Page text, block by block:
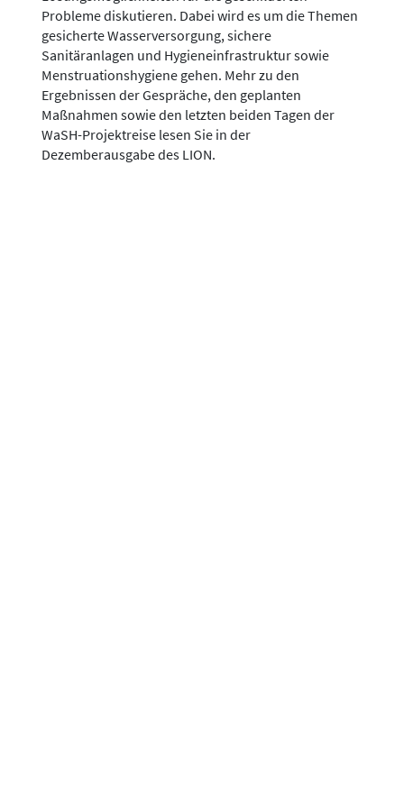
Probleme diskutieren. Dabei wird es um die Themen
gesicherte Wasserversorgung, sichere
Sanitäranlagen und Hygieneinfrastruktur sowie
Menstruationshygiene gehen. Mehr zu den
Ergebnissen der Gespräche, den geplanten
Maßnahmen sowie den letzten beiden Tagen der
WaSH-Projektreise lesen Sie in der
Dezemberausgabe des LION.